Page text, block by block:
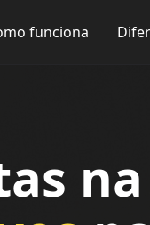
funciona
na